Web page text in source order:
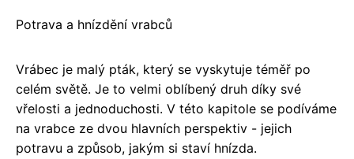
Potrava a hnízdění vrabců
Vrábec je malý pták, který se vyskytuje téměř po
celém světě. Je to velmi oblíbený druh díky své
vřelosti a jednoduchosti. V této kapitole se podíváme
na vrabce ze dvou hlavních perspektiv - jejich
potravu a způsob, jakým si staví hnízda.